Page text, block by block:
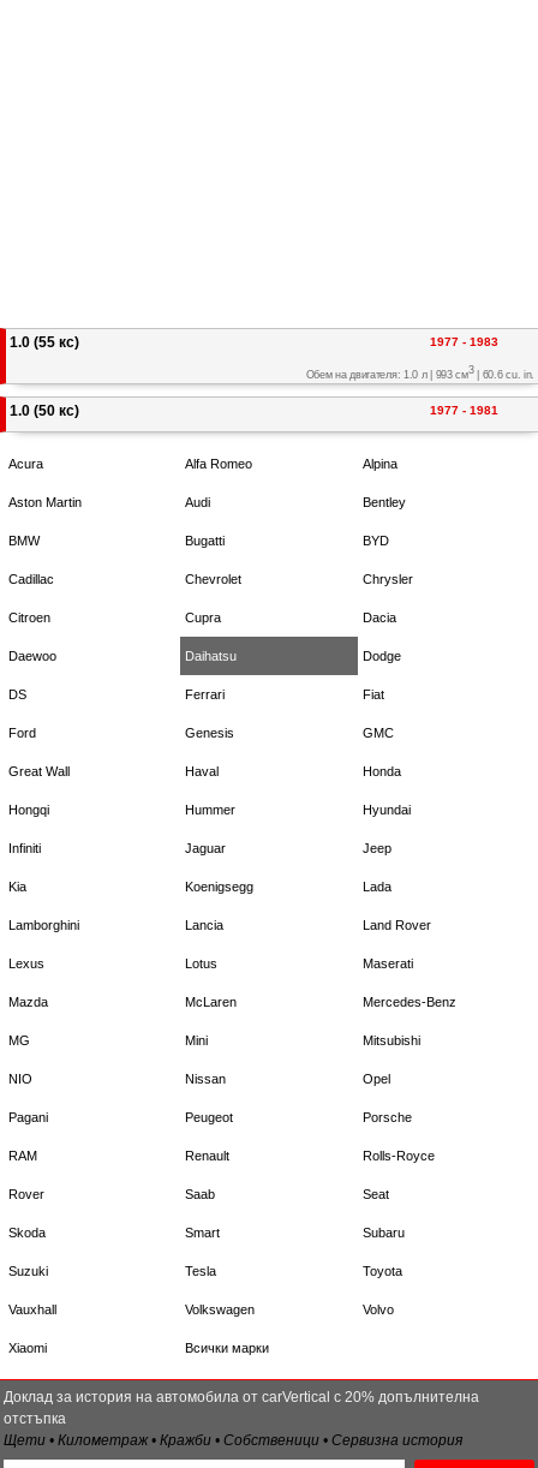
1.0 (55 кс) 1977 - 1983
Обем на двигателя: 1.0 л | 993 см3| 60.6 cu. in.
1.0 (50 кс) 1977 - 1981
Acura Alfa Romeo Alpina
Aston Martin Audi Bentley
BMW Bugatti BYD
Cadillac Chevrolet Chrysler
Citroen Cupra Dacia
Daewoo Daihatsu Dodge
DS Ferrari Fiat
Ford Genesis GMC
Great Wall Haval Honda
Hongqi Hummer Hyundai
Infiniti Jaguar Jeep
Kia Koenigsegg Lada
Lamborghini Lancia Land Rover
Lexus Lotus Maserati
Mazda McLaren Mercedes-Benz
MG Mini Mitsubishi
NIO Nissan Opel
Pagani Peugeot Porsche
RAM Renault Rolls-Royce
Rover Saab Seat
Skoda Smart Subaru
Suzuki Tesla Toyota
Vauxhall Volkswagen Volvo
Xiaomi Всички марки
Доклад за история на автомобила от carVertical с 20% допълнителна
отстъпка
Щети • Километраж • Кражби • Собственици • Сервизна история